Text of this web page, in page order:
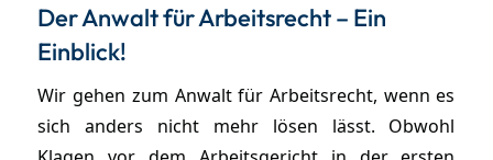
Der Anwalt für Arbeitsrecht – Ein
Einblick!
Wir gehen zum Anwalt für Arbeitsrecht, wenn es
sich anders nicht mehr lösen lässt. Obwohl